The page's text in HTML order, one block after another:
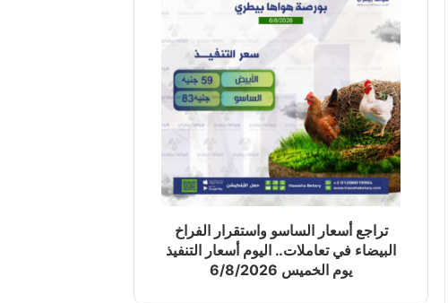
تراجع أسعار الساسو واستقرار الفراخ
البيضاء في تعاملات.. اليوم أسعار التنفيذ
يوم الخميس 6/8/2026